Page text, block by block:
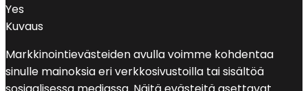
Yes
Kuvaus
Markkinointievästeiden avulla voimme kohdentaa
sinulle mainoksia eri verkkosivustoilla tai sisältöä